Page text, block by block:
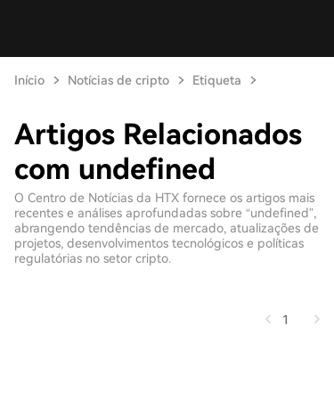
Início Notícias de cripto Etiqueta
Artigos Relacionados
com undefined
O Centro de Notícias da HTX fornece os artigos mais
recentes e análises aprofundadas sobre “undefined”,
abrangendo tendências de mercado, atualizações de
projetos, desenvolvimentos tecnológicos e políticas
regulatórias no setor cripto.
1